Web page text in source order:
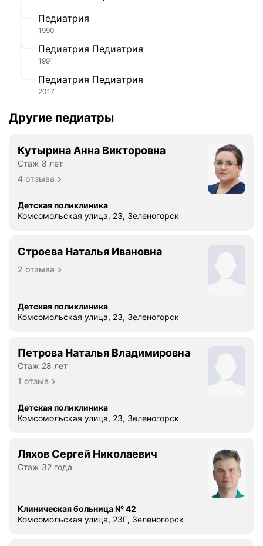
Педиатрия
1990
Педиатрия Педиатрия
1991
Педиатрия Педиатрия
2017
Другие педиатры
Кутырина Анна Викторовна
Стаж 8 лет
4 отзыва
Детская поликлиника
Комсомольская улица, 23, Зеленогорск
Строева Наталья Ивановна
2 отзыва
Детская поликлиника
Комсомольская улица, 23, Зеленогорск
Петрова Наталья Владимировна
Стаж 28 лет
1 отзыв
Детская поликлиника
Комсомольская улица, 23, Зеленогорск
Ляхов Сергей Николаевич
Стаж 32 года
Клиническая больница № 42
Комсомольская улица, 23Г, Зеленогорск